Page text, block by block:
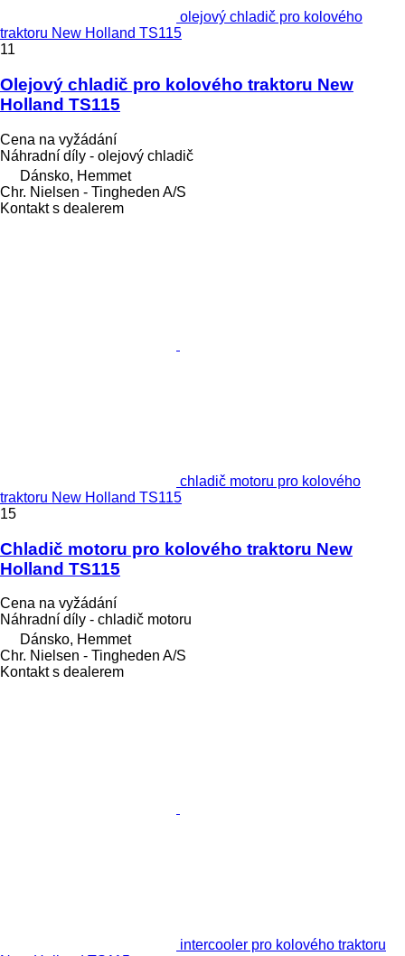
olejový chladič pro kolového
traktoru New Holland TS115
11
Olejový chladič pro kolového traktoru New
Holland TS115
Cena na vyžádání
Náhradní díly - olejový chladič
Dánsko, Hemmet
Chr. Nielsen - Tingheden A/S
Kontakt s dealerem
chladič motoru pro kolového
traktoru New Holland TS115
15
Chladič motoru pro kolového traktoru New
Holland TS115
Cena na vyžádání
Náhradní díly - chladič motoru
Dánsko, Hemmet
Chr. Nielsen - Tingheden A/S
Kontakt s dealerem
intercooler pro kolového traktoru